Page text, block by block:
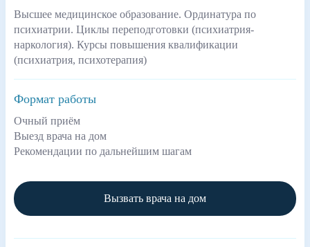
Высшее медицинское образование. Ординатура по
психиатрии. Циклы переподготовки (психиатрия-
наркология). Курсы повышения квалификации
(психиатрия, психотерапия)
Формат работы
Очный приём
Выезд врача на дом
Рекомендации по дальнейшим шагам
Вызвать врача на дом